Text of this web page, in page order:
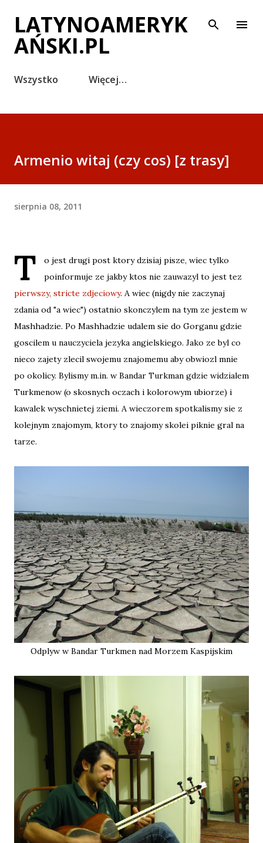
Przejdź do głównej zawartości
LATYNOAMERYK
AŃSKI.PL
Wszystko Więcej…
Armenio witaj (czy cos) [z trasy]
sierpnia 08, 2011
T
o jest drugi post ktory dzisiaj pisze, wiec tylko
poinformuje ze jakby ktos nie zauwazyl to jest tez
pierwszy, stricte zdjeciowy. A wiec (nigdy nie zaczynaj
zdania od "a wiec") ostatnio skonczylem na tym ze jestem w
Mashhadzie. Po Mashhadzie udalem sie do Gorganu gdzie
goscilem u nauczyciela jezyka angielskiego. Jako ze byl co
nieco zajety zlecil swojemu znajomemu aby obwiozl mnie
po okolicy. Bylismy m.in. w Bandar Turkman gdzie widzialem
Turkmenow (o skosnych oczach i kolorowym ubiorze) i
kawalek wyschnietej ziemi. A wieczorem spotkalismy sie z
kolejnym znajomym, ktory to znajomy skolei piknie gral na
tarze.
Odplyw w Bandar Turkmen nad Morzem Kaspijskim